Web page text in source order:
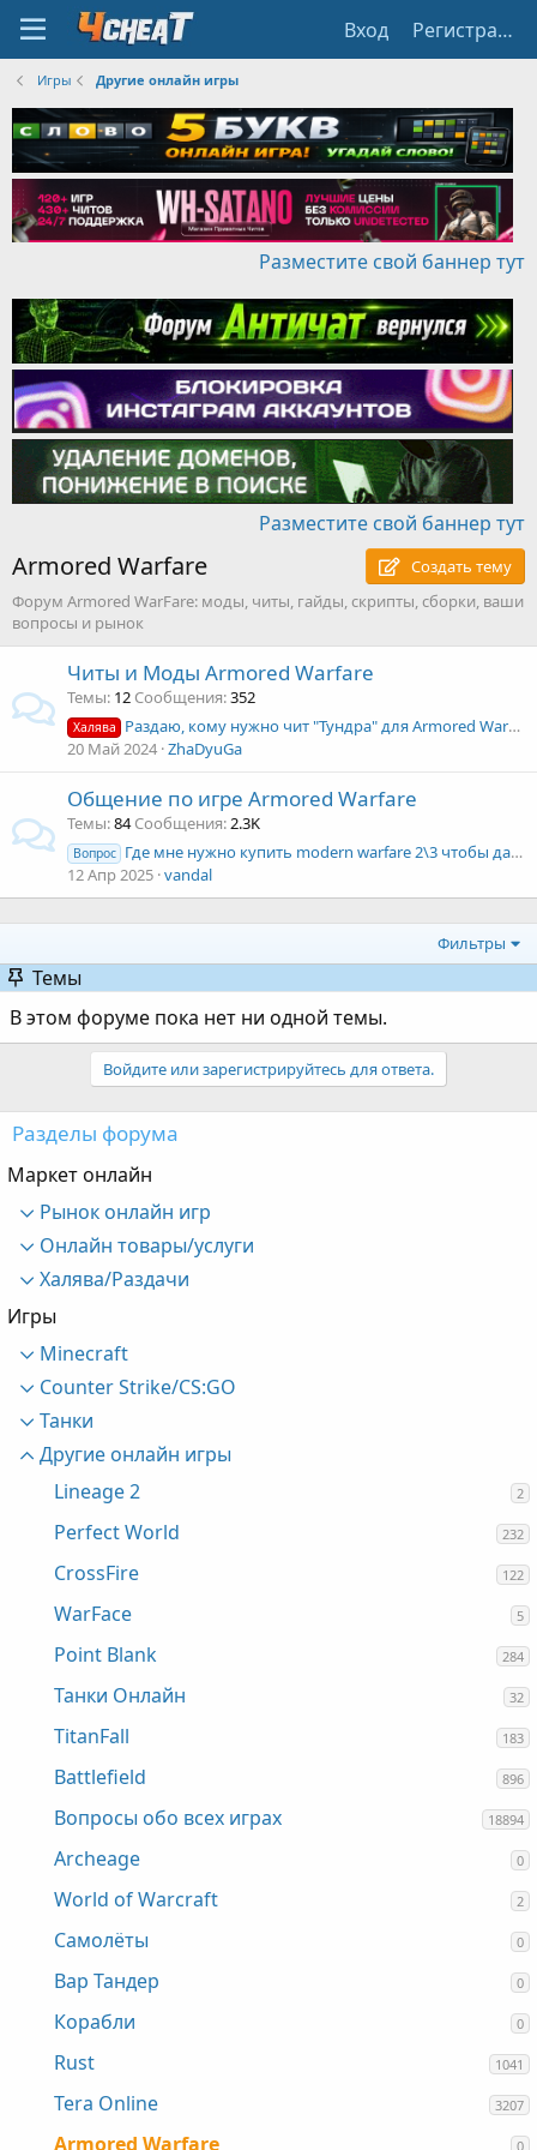
Вход Регистрация
Игры Другие онлайн игры
Разместите свой баннер тут
Разместите свой баннер тут
Armored Warfare
Создать тему
Форум Armored WarFare: моды, читы, гайды, скрипты, сборки, ваши
вопросы и рынок
Читы и Моды Armored Warfare
Темы 12 Сообщения 352
Халява
Раздаю, кому нужно чит "Тундра" для Armored Warfare, всё честно и без вирусов.
20 Май 2024 ZhaDyuGa
Общение по игре Armored Warfare
Темы 84 Сообщения 2.3K
Вопрос Где мне нужно купить modern warfare 2\3 чтобы данные с варзоном синхронизировать?
12 Апр 2025 vandal
Фильтры
Темы
В этом форуме пока нет ни одной темы.
Войдите или зарегистрируйтесь для ответа.
Разделы форума
Маркет онлайн
Рынок онлайн игр
Онлайн товары/услуги
Халява/Раздачи
Игры
Minecraft
Counter Strike/CS:GO
Танки
Другие онлайн игры
Lineage 2
2
Perfect World 232
CrossFire 122
WarFace 5
Point Blank 284
Танки Онлайн 32
TitanFall 183
Battlefield 896
Вопросы обо всех играх 18894
Archeage 0
World of Warcraft 2
Самолёты 0
Вар Тандер 0
Корабли 0
Rust 1041
Tera Online 3207
Armored Warfare 0